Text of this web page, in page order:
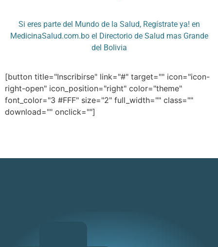
Si eres parte del Mundo de la Salud, Regístrate ya! en
MedicinaSalud.com.bo el Directorio de Salud mas Grande
del Bolivia
[button title="Inscribirse" link="#" target="" icon="icon-
right-open" icon_position="right" color="theme"
font_color="3 #FFF" size="2" full_width="" class=""
download="" onclick=""]